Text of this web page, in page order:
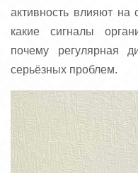
активность влияют на
какие сигналы
почему регулярная
серьёзных проблем.